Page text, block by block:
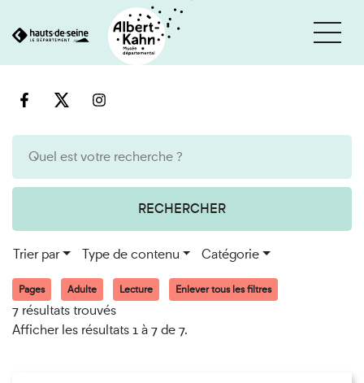
au
RECHERCHER
Trier par Type de contenu Catégorie
Pages Adulte Lecture Enlever tous les filtres
7 résultats trouvés
Afficher les résultats 1 à 7 de 7.
Cookies et traceurs utilisés sur ce site